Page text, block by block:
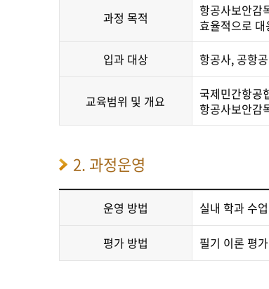
과정 목적
항공사보안감
효율적으로
입과 대상
항공사, 공항
교육범위 및 개요
국제민간항공
항공사보안감
2. 과정운영
운영 방법 실내 학과 수업
평가 방법 필기 이론 평